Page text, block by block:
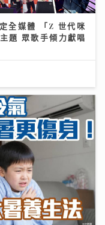
全媒體 「Z 世代咪
題 眾歌手傾力獻唱